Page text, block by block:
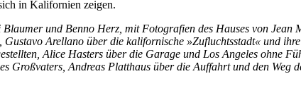
in Kalifornien zeigen.
und Benno Herz, mit Fotografien des Hauses von
Arellano über die kalifornische »Zufluchtsstadt« und
Alice Hasters über die Garage und Los Angeles ohne
Großvaters, Andreas Platthaus über die Auffahrt und den